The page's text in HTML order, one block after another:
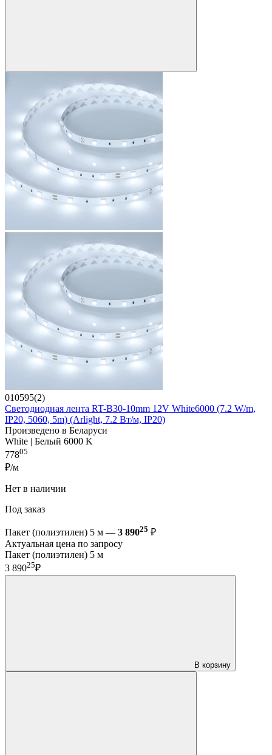
010595(2)
Светодиодная лента RT-B30-10mm 12V White6000 (7.2 W/m,
IP20, 5060, 5m) (Arlight, 7.2 Вт/м, IP20)
Произведено в Беларуси
White | Белый 6000 K
77805
₽/м
Нет в наличии
Под заказ
Пакет (полиэтилен) 5 м — 3 89025 ₽
Актуальная цена по запросу
Пакет (полиэтилен) 5 м
3 89025₽
В корзину